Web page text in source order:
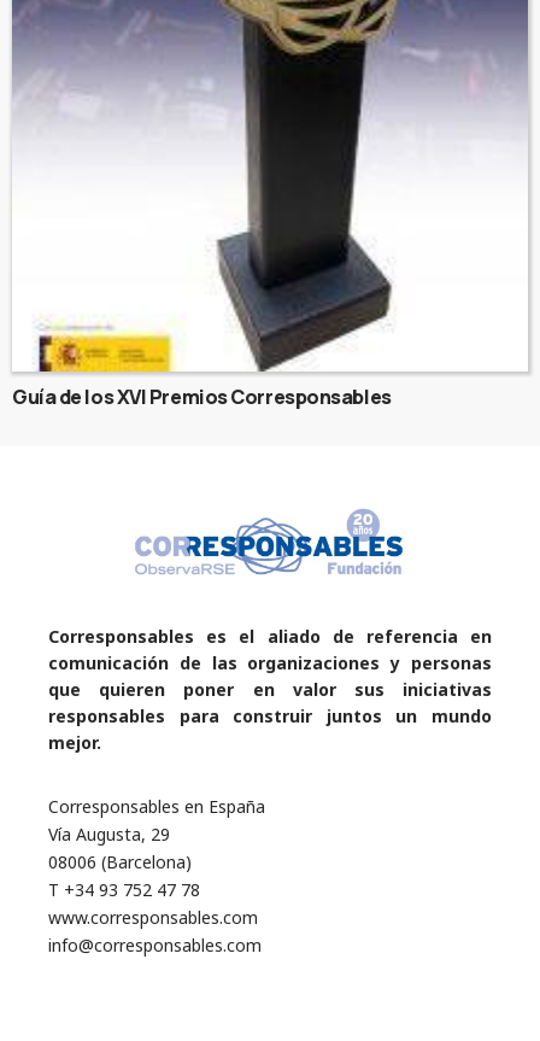
Guía de los XVI Premios Corresponsables
Corresponsables es el aliado de referencia en
comunicación de las organizaciones y personas
que quieren poner en valor sus iniciativas
responsables para construir juntos un mundo
mejor.
Corresponsables en España
Vía Augusta, 29
08006 (Barcelona)
T +34 93 752 47 78
www.corresponsables.com
info@corresponsables.com